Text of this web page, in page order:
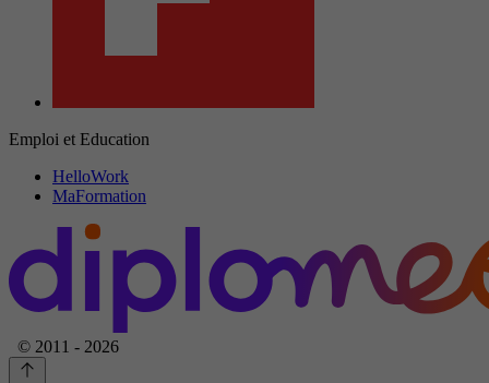
Emploi et Education
HelloWork
MaFormation
© 2011 - 2026